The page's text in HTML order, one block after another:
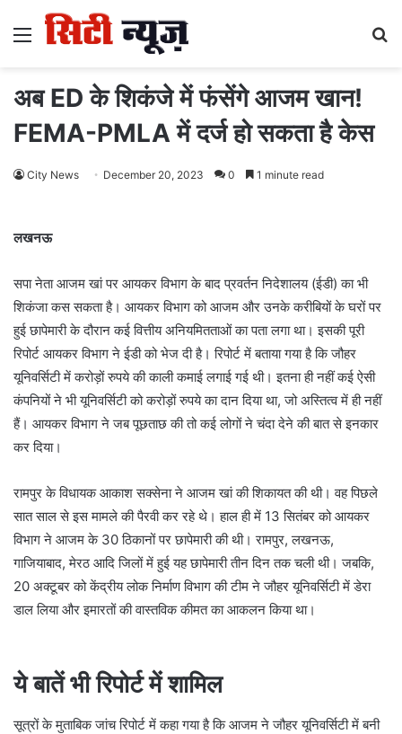
Menu
अब ED के शिकंजे में फंसेंगे आजम खान!
FEMA-PMLA में दर्ज हो सकता है केस
City News December 20, 2023 0 1 minute read
लखनऊ
सपा नेता आजम खां पर आयकर विभाग के बाद प्रवर्तन निदेशालय (ईडी) का भी
शिकंजा कस सकता है। आयकर विभाग को आजम और उनके करीबियों के घरों पर
हुई छापेमारी के दौरान कई वित्तीय अनियमितताओं का पता लगा था। इसकी पूरी
रिपोर्ट आयकर विभाग ने ईडी को भेज दी है। रिपोर्ट में बताया गया है कि जौहर
यूनिवर्सिटी में करोड़ों रुपये की काली कमाई लगाई गई थी। इतना ही नहीं कई ऐसी
कंपनियों ने भी यूनिवर्सिटी को करोड़ों रुपये का दान दिया था, जो अस्तित्व में ही नहीं
हैं। आयकर विभाग ने जब पूछताछ की तो कई लोगों ने चंदा देने की बात से इनकार
कर दिया।
रामपुर के विधायक आकाश सक्सेना ने आजम खां की शिकायत की थी। वह पिछले
सात साल से इस मामले की पैरवी कर रहे थे। हाल ही में 13 सितंबर को आयकर
विभाग ने आजम के 30 ठिकानों पर छापेमारी की थी। रामपुर, लखनऊ,
गाजियाबाद, मेरठ आदि जिलों में हुई यह छापेमारी तीन दिन तक चली थी। जबकि,
20 अक्टूबर को केंद्रीय लोक निर्माण विभाग की टीम ने जौहर यूनिवर्सिटी में डेरा
डाल लिया और इमारतों की वास्तविक कीमत का आकलन किया था।
ये बातें भी रिपोर्ट में शामिल
सूत्रों के मुताबिक जांच रिपोर्ट में कहा गया है कि आजम ने जौहर यूनिवर्सिटी में बनी